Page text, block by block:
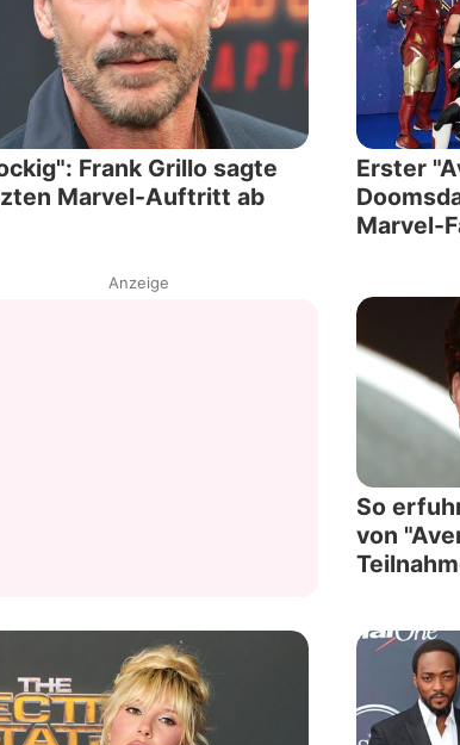
Frank Grillo sagte
Marvel-Auftritt ab
Erster
Marvel-
Anzeige
So
von